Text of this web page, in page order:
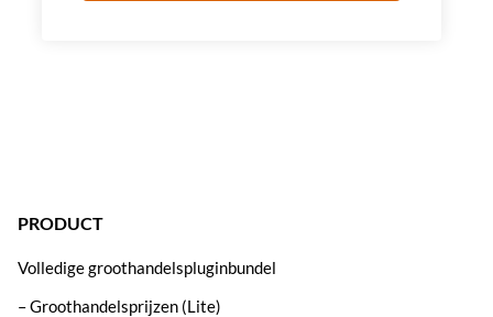
PRODUCT
Volledige groothandelspluginbundel
– Groothandelsprijzen (Lite)